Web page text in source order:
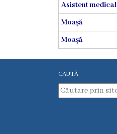
familie
Serviciul
Consultativ
Asistent medical
Moaşă
Moaşă
CAUTĂ